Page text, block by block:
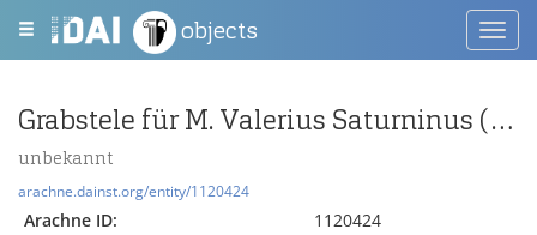
objects
Grabstele für M. Valerius Saturninus (miles legionis VIIII Hispanae)
unbekannt
arachne.dainst.org/entity/1120424
Arachne ID:
1120424